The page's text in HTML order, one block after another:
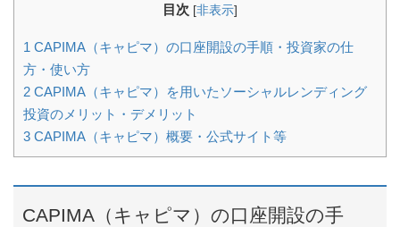
目次 [非表示]
1 CAPIMA（キャピマ）の口座開設の手順・投資家の仕
方・使い方
2 CAPIMA（キャピマ）を用いたソーシャルレンディング
投資のメリット・デメリット
3 CAPIMA（キャピマ）概要・公式サイト等
CAPIMA（キャピマ）の口座開設の手